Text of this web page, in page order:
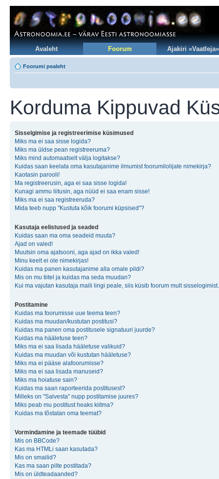
Avaleht Foorum Ajakiri «Vaatleja»
Foorumi pealeht
Korduma Kippuvad
Sisselgimise ja registreerimise küsimused
Miks ma ei saa sisse logida?
Miks ma üldse pean registreeruma?
Miks mind automaatselt välja logitakse?
Kuidas saan keelata oma kasutajanime ilmumist foorumilolijate nimekirja?
Kaotasin parooli!
Ma registreerusin, aga ei saa sisse logida!
Kunagi ammu liitusin, aga nüüd ei saa enam sisse!
Miks ma ei saa registreeruda?
Mida teeb nupp "Kustuta kõik foorumi küpsised"?
Kasutaja eelistused ja seaded
Kuidas saan ma oma seadeid muuta?
Ajad on valed!
Muutsin oma ajatsooni, aga ajad on ikka valed!
Minu keelt ei ole nimekirjas!
Kuidas ma panen kasutajanime alla omale pildi?
Mis on mu tiitel ja kuidas ma seda muudan?
Kui ma vajutan kasutaja maili lingi peale, siis küsib foorum mult sisselogimist.
Postitamine
Kuidas ma foorumisse uue teema teen?
Kuidas ma muudan/kustutan postitusi?
Kuidas ma panen oma postitusele signatuuri juurde?
Kuidas ma hääletuse teen?
Miks ma ei saa lisada hääletuse valikuid?
Kuidas ma muudan või kustutan hääletuse?
Miks ma ei pääse alafoorumisse?
Miks ma ei saa lisada manuseid?
Miks ma hoiatuse sain?
Kuidas ma saan raporteerida postitusest?
Milleks on "Salvesta" nupp postitamise juures?
Miks peab mu postitust heaks kiitma?
Kuidas ma tõstatan oma teemat?
Vormindamine ja teemade tüübid
Mis on BBCode?
Kas ma HTMLi saan kasutada?
Mis on smailid?
Kas ma saan pilte postitada?
Mis on üldteadaanded?